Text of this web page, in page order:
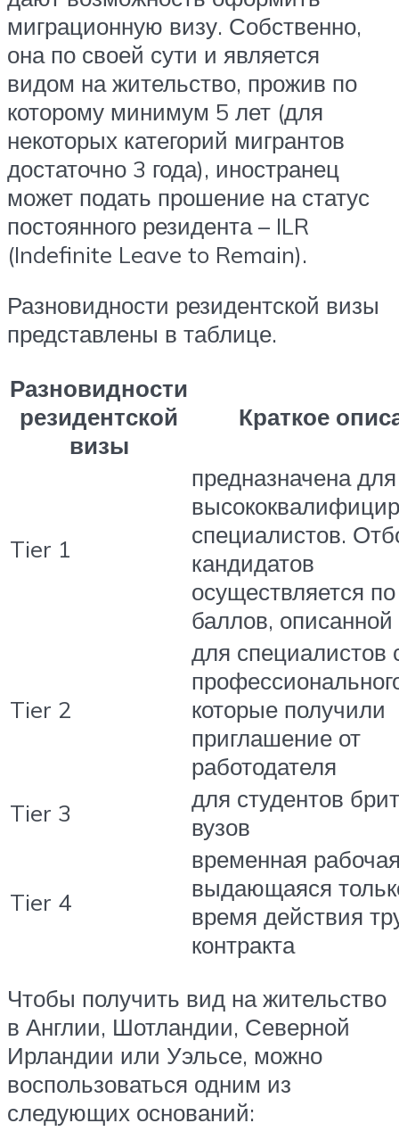
миграционную визу. Собственно,
она по своей сути и является
видом на жительство, прожив по
которому минимум 5 лет (для
некоторых категорий мигрантов
достаточно 3 года), иностранец
может подать прошение на статус
постоянного резидента – ILR
(Indefinite Leave to Remain).
Разновидности резидентской визы
представлены в таблице.
Разновидности
резидентской
визы
Краткое
Tier 1
предназначена для
специалистов.
кандидатов
осуществляется
баллов,
Tier 2
для специалистов
которые получили
приглашение от
работодателя
Tier 3
для студентов
вузов
Tier 4
временная
выдающаяся
время действия
контракта
Чтобы получить вид на жительство
в Англии, Шотландии, Северной
Ирландии или Уэльсе, можно
воспользоваться одним из
следующих оснований: